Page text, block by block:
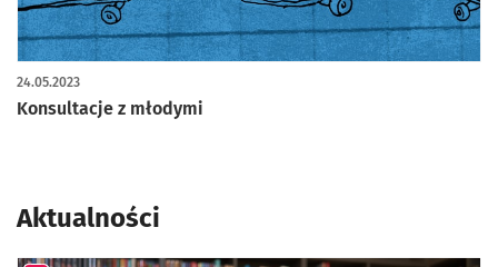
Konsultacje z młodymi
24.05.2023
Aktualności